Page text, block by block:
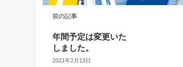
前の記事
年間予定は変更いた
しました。
2021年2月13日